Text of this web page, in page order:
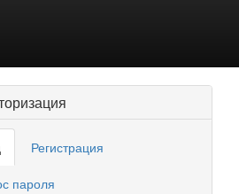
Регистрация
пароля